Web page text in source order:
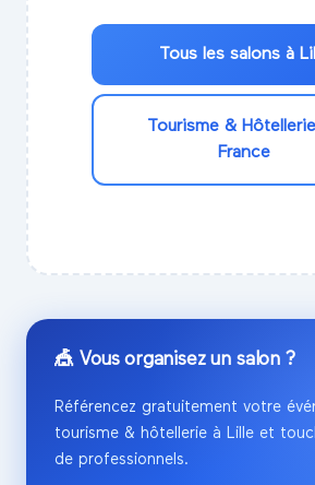
Tous les salons à
Tourisme & Hôtellerie
France
🎪 Vous organisez un salon ?
Référencez gratuitement votre
tourisme & hôtellerie à Lille et
de professionnels.